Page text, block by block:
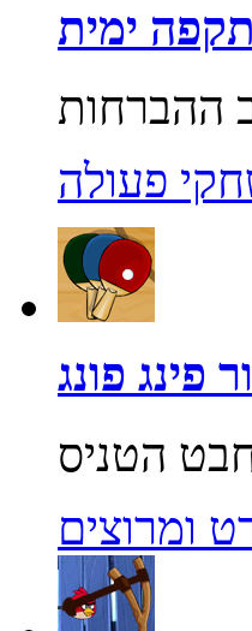
ימית
פעולה
פינג פונג
ומרוצים